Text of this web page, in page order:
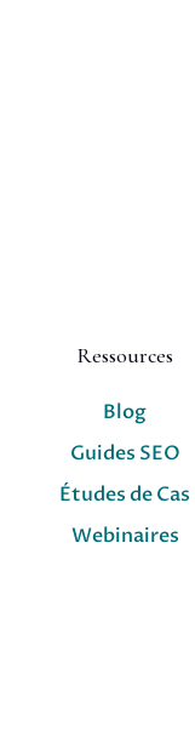
Ressources
Blog
Guides SEO
Études de Cas
Webinaires